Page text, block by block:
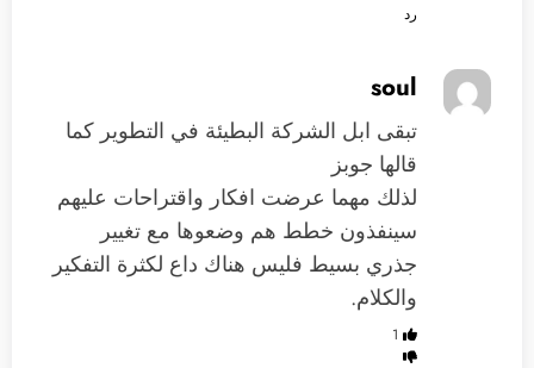
رد
soul
تبقى ابل الشركة البطيئة في التطوير كما
قالها جوبز
لذلك مهما عرضت افكار واقتراحات عليهم
سينفذون خطط هم وضعوها مع تغيير
جذري بسيط فليس هناك داع لكثرة التفكير
والكلام.
1